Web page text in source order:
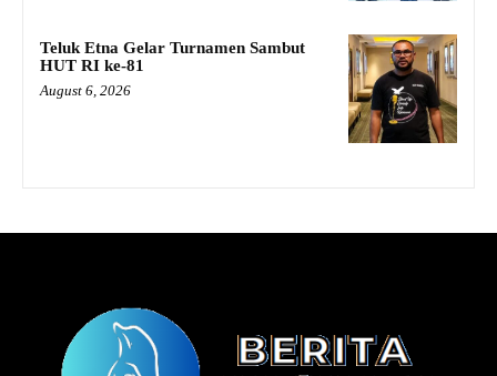
Teluk Etna Gelar Turnamen Sambut
HUT RI ke-81
August 6, 2026